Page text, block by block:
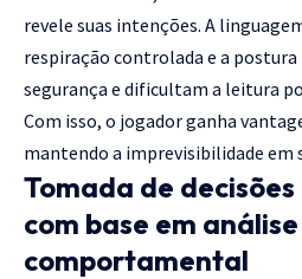
revele suas intenções. A
respiração controlada e a
segurança e dificultam a leitura
Com isso, o jogador ganha
mantendo a imprevisibilidade em
Tomada de
com base em análise
comportamental